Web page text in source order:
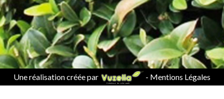
Une réalisation créée par - Mentions Légales